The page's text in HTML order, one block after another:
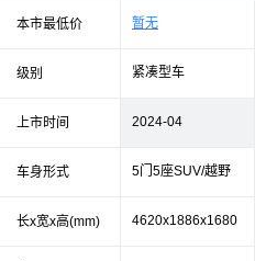
本市最低价
级别
上市时间
车身形式
长x宽x高(mm)
暂无
紧凑型车
2024-04
5门5座SUV/越野
4620x1886x1680